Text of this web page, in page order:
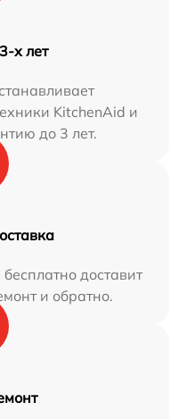
х лет
KitchenAid и
до 3 лет.
доставит
и обратно.